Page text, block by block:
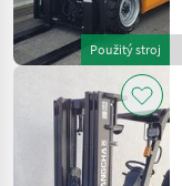
Použitý stroj